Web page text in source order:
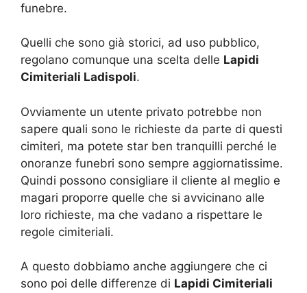
funebre.
Quelli che sono già storici, ad uso pubblico,
regolano comunque una scelta delle Lapidi
Cimiteriali Ladispoli.
Ovviamente un utente privato potrebbe non
sapere quali sono le richieste da parte di questi
cimiteri, ma potete star ben tranquilli perché le
onoranze funebri sono sempre aggiornatissime.
Quindi possono consigliare il cliente al meglio e
magari proporre quelle che si avvicinano alle
loro richieste, ma che vadano a rispettare le
regole cimiteriali.
A questo dobbiamo anche aggiungere che ci
sono poi delle differenze di Lapidi Cimiteriali